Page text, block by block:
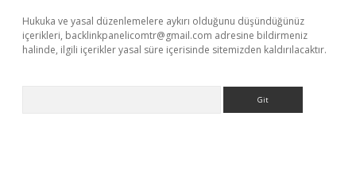
Hukuka ve yasal düzenlemelere aykırı olduğunu düşündüğünüz
içerikleri, backlinkpanelicomtr@gmail.com adresine bildirmeniz
halinde, ilgili içerikler yasal süre içerisinde sitemizden kaldırılacaktır.